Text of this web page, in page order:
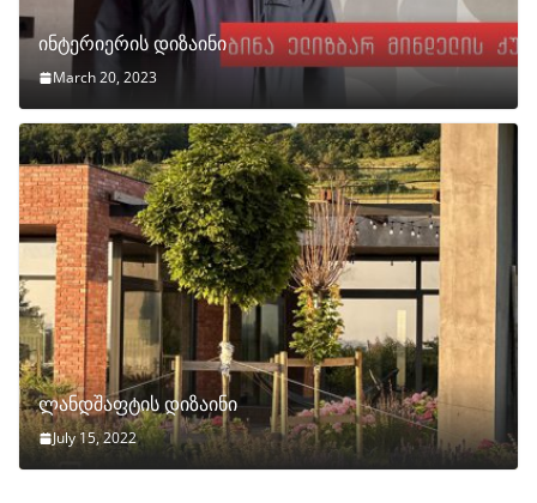
ინტერიერის დიზაინი
March 20, 2023
ლანდშაფტის დიზაინი
July 15, 2022